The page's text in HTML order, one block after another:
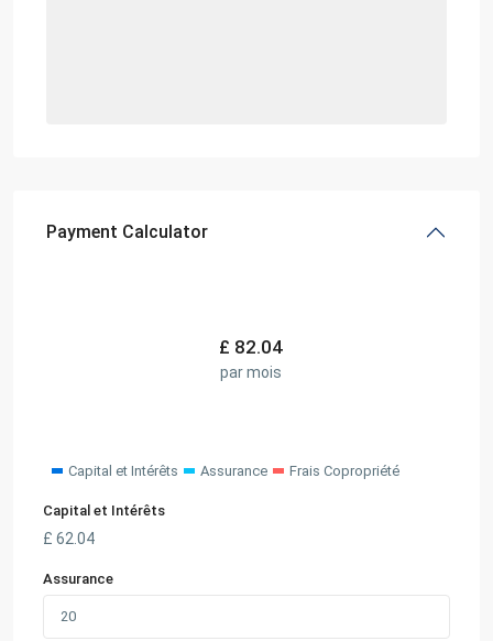
Payment Calculator
£ 82.04
par mois
Capital et Intérêts Assurance Frais Copropriété
Capital et Intérêts
£ 62.04
Assurance